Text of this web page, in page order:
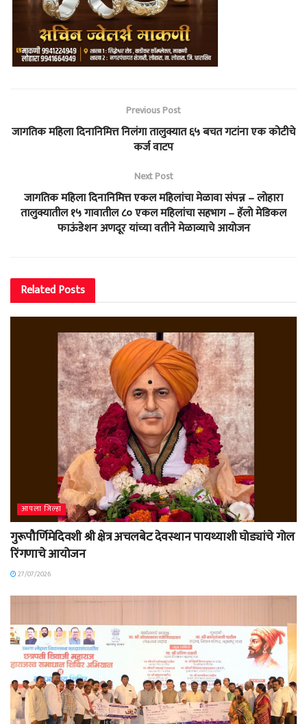
Previous Post
जागतिक महिला दिनानिमित्त निलंगा तालुक्यात ६५ बचत गटांना एक कोटीचे
कर्ज वाटप
Next Post
जागतिक महिला दिनानिमित्त एकल महिलांचा मेळावा संपन्न – लोहारा
तालुक्यातील १५ गावातील ८० एकल महिलांचा सहभाग – हॅलो मेडिकल
फाऊंडेशन अणदूर यांच्या वतीने मेळाव्याचे आयोजन
RelatedPosts
आपला जिल्हा
गुरूपौर्णिमेदिवशी श्री क्षेत्र अचलबेट देवस्थान पायथ्याशी घोड्यांचे गोल
रिंगणाचे आयोजन
27/07/2026